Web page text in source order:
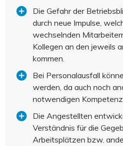
Die Gefahr der
durch neue Impulse,
wechselnden
Kollegen an den jeweils
kommen.
Bei Personalausfall
werden, da auch noch
notwendigen
Die Angestellten
Verständnis für die
Arbeitsplätzen bzw.